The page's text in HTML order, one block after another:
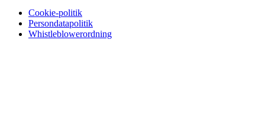
Cookie-politik
Persondatapolitik
Whistleblowerordning